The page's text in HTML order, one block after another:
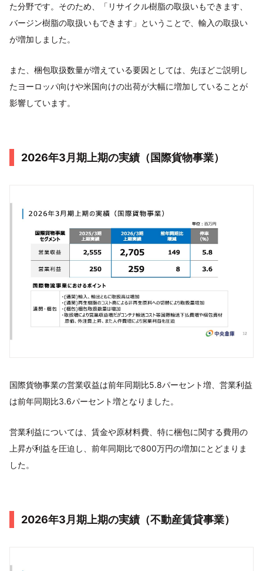
た分野です。そのため、「リサイクル樹脂の取扱いもできます、
バージン樹脂の取扱いもできます」ということで、輸入の取扱い
が増加しました。
また、梱包取扱数量が増えている要因としては、先ほどご説明し
たヨーロッパ向けや米国向けの出荷が大幅に増加していることが
影響しています。
2026年3月期上期の実績（国際貨物事業）
国際貨物事業の営業収益は前年同期比5.8パーセント増、営業利益
は前年同期比3.6パーセント増となりました。
営業利益については、賃金や原材料費、特に梱包に関する費用の
上昇が利益を圧迫し、前年同期比で800万円の増加にとどまりま
した。
2026年3月期上期の実績（不動産賃貸事業）